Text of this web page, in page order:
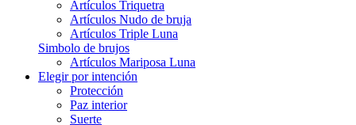
Artículos Triquetra
Artículos Nudo de bruja
Artículos Triple Luna
Simbolo de brujos
Artículos Mariposa Luna
Elegir por intención
Protección
Paz interior
Suerte